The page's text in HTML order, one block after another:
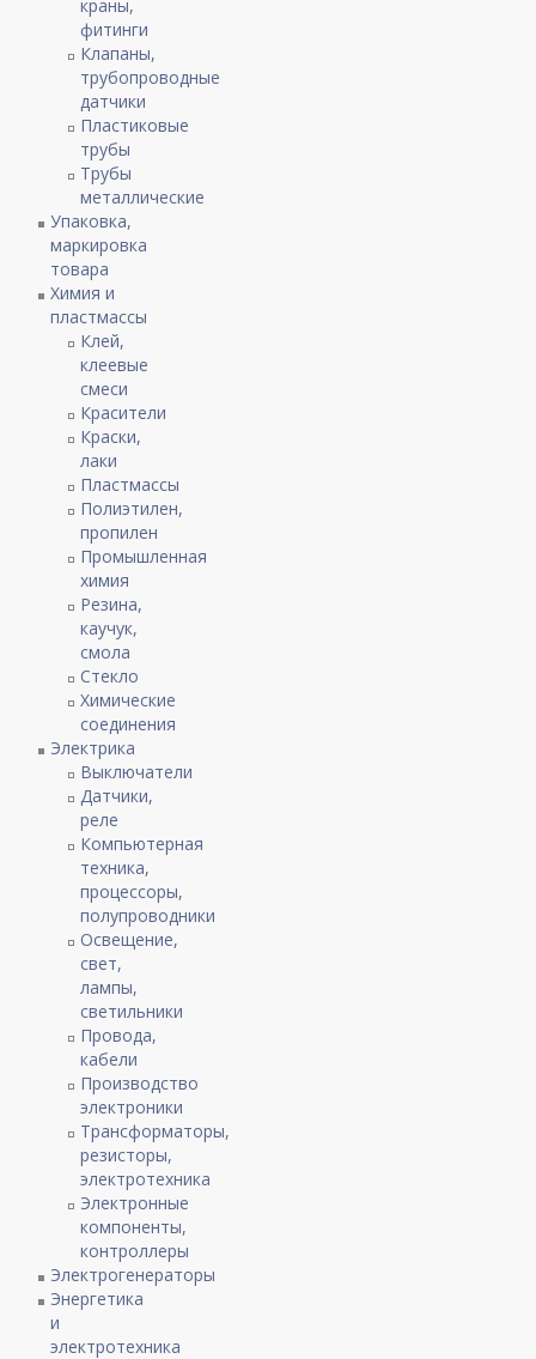
краны,
фитинги
Клапаны,
трубопроводные
датчики
Пластиковые
трубы
Трубы
металлические
Упаковка,
маркировка
товара
Химия и
пластмассы
Клей,
клеевые
смеси
Красители
Краски,
лаки
Пластмассы
Полиэтилен,
пропилен
Промышленная
химия
Резина,
каучук,
смола
Стекло
Химические
соединения
Электрика
Выключатели
Датчики,
реле
Компьютерная
техника,
процессоры,
полупроводники
Освещение,
свет,
лампы,
светильники
Провода,
кабели
Производство
электроники
Трансформаторы,
резисторы,
электротехника
Электронные
компоненты,
контроллеры
Электрогенераторы
Энергетика
и
электротехника